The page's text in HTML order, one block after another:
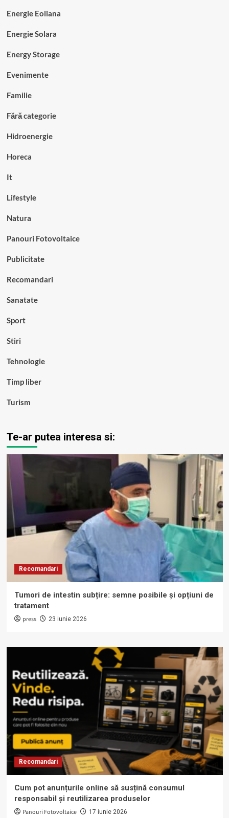
Energie Eoliana
Energie Solara
Energy Storage
Evenimente
Familie
Fără categorie
Hidroenergie
Horeca
It
Lifestyle
Natura
Panouri Fotovoltaice
Publicitate
Recomandari
Sanatate
Sport
Stiri
Tehnologie
Timp liber
Turism
Te-ar putea interesa si:
Recomandari
Tumori de intestin subțire: semne posibile și opțiuni de
tratament
press 23 iunie 2026
Recomandari
Cum pot anunțurile online să susțină consumul
responsabil și reutilizarea produselor
Panouri Fotovoltaice 17 iunie 2026